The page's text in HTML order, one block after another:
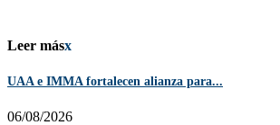
Leer másx
UAA e IMMA fortalecen alianza para...
06/08/2026